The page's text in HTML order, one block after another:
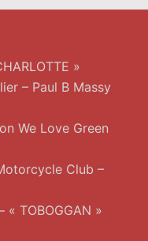
»
– Paul B Massy
We Love Green
Club –
TOBOGGAN »